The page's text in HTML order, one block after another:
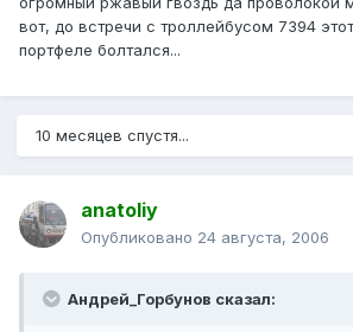
вот, до встречи с троллейбусом 7394
портфеле болтался...
10 месяцев спустя...
anatoliy
Опубликовано 24 августа, 2006
Андрей_Горбунов сказал: